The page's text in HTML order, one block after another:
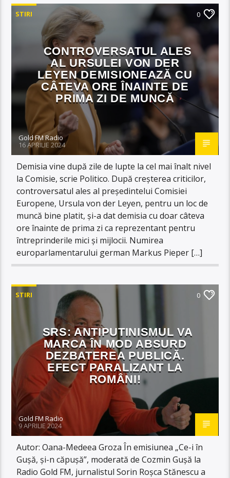
STIRI 0
CONTROVERSATUL ALES
AL URSULEI VON DER
LEYEN DEMISIONEAZĂ CU
CÂTEVA ORE ÎNAINTE DE
PRIMA ZI DE MUNCĂ
Gold FM Radio
16 APRILIE 2024
Demisia vine după zile de lupte la cel mai înalt nivel
la Comisie, scrie Politico. După creșterea criticilor,
controversatul ales al președintelui Comisiei
Europene, Ursula von der Leyen, pentru un loc de
muncă bine platit, și-a dat demisia cu doar câteva
ore înainte de prima zi ca reprezentant pentru
întreprinderile mici și mijlocii. Numirea
europarlamentarului german Markus Pieper […]
STIRI 0
SRS: ANTIPUTINISMUL VA
MARCA ÎN MOD ABSURD
DEZBATEREA PUBLICĂ.
EFECT PARALIZANT LA
ROMÂNI!
Gold FM Radio
9 APRILIE 2024
Autor: Oana-Medeea Groza În emisiunea „Ce-i în
Gușă, și-n căpușă”, moderată de Cozmin Gușă la
Radio Gold FM, jurnalistul Sorin Roșca Stănescu a